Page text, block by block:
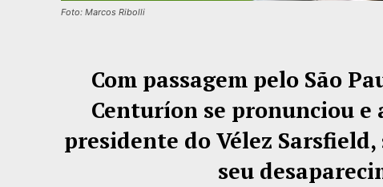
Foto: Marcos Ribolli
Com passagem pelo São
Centuríon se pronunciou e
presidente do Vélez
seu